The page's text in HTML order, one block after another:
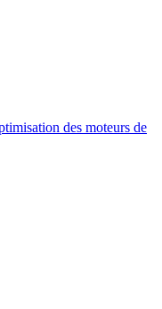
des moteurs de